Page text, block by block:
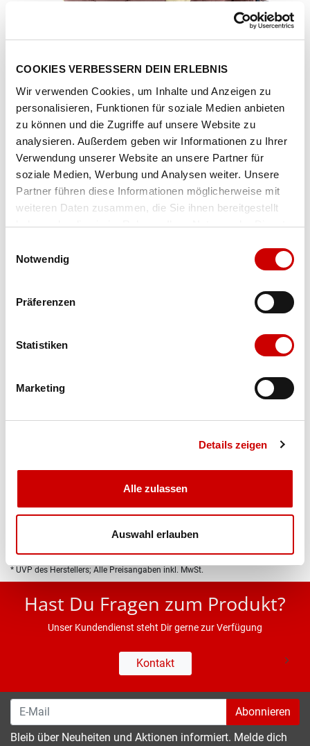
COOKIES VERBESSERN DEIN ERLEBNIS
Wir verwenden Cookies, um Inhalte und Anzeigen zu
personalisieren, Funktionen für soziale Medien anbieten
zu können und die Zugriffe auf unsere Website zu
analysieren. Außerdem geben wir Informationen zu Ihrer
Verwendung unserer Website an unsere Partner für
soziale Medien, Werbung und Analysen weiter. Unsere
Partner führen diese Informationen möglicherweise mit
weiteren Daten zusammen, die Sie ihnen bereitgestellt
haben oder die sie im Rahmen Ihrer Nutzung der Dienste
Notwendig
Präferenzen
Statistiken
Marketing
Details zeigen
Alle zulassen
Auswahl erlauben
Artikel-Nr.3000553490
Farbe ashrose-desert
Ausgewählt
Verfügbarkeit:
IN DEN WARENKORB
Bis 17:00 Uhr bestellen: morgen geliefert - ab CHF 50.00
Produktbeschreibung
Eigenschaften
* UVP des Herstellers; Alle Preisangaben inkl. MwSt.
Hast Du Fragen zum Produkt?
Unser Kundendienst steht Dir gerne zur Verfügung
Kontakt
Abonnieren
Bleib über Neuheiten und Aktionen informiert. Melde dich